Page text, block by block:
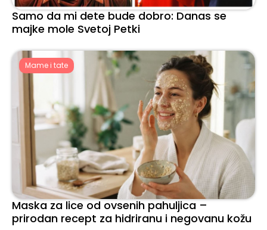
Samo da mi dete bude dobro: Danas se
majke mole Svetoj Petki
Mame i tate
Maska za lice od ovsenih pahuljica –
prirodan recept za hidriranu i negovanu kožu